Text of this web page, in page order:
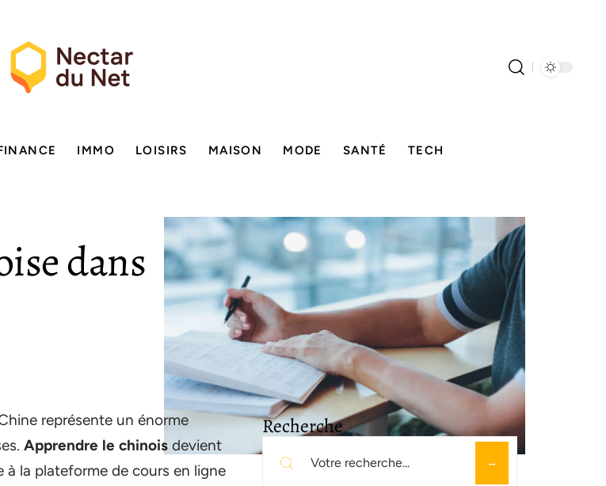
IMMO LOISIRS MAISON MODE SANTÉ TECH
dans
représente un énorme
Apprendre le chinois devient
à la plateforme de cours en ligne
Recherche